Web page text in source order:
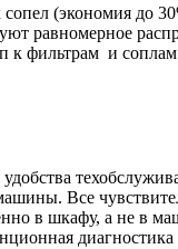
(экономия до
равномерное
к фильтрам и
Все
в шкафу, а не в